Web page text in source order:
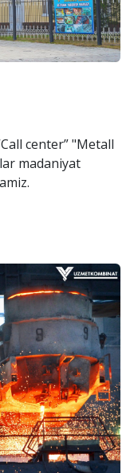
center” "Metall
madaniyat